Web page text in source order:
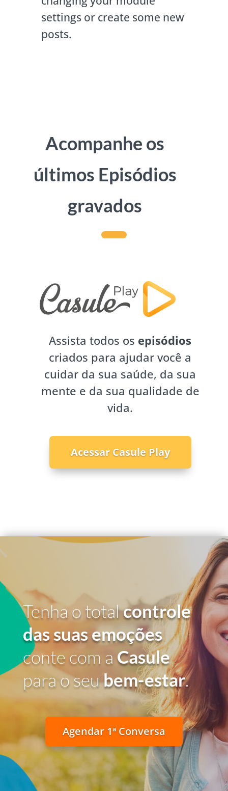
settings or create some new
posts.
Acompanhe os
últimos Episódios
gravados
Assista todos os episódios
criados para ajudar você a
cuidar da sua saúde, da sua
mente e da sua qualidade de
vida.
Acessar Casule Play
Tenha o totalcontrole
das suas emoções
conte com a Casule
para o seubem-estar.
Agendar 1ª Conversa